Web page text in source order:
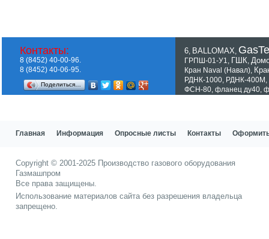
6 BALLOMAX
ГРПШ-01-У1 ГШК
Кран Naval (Навал)
РДНК-1000 РДНК-400М
ФСН-80 фланец ду40
Контакты:
8 (8452) 40-00-96.
8 (8452) 40-06-95.
Поделиться…
Главная Информация Опросные листы Контакты Оформить
Copyright © 2001-2025 Производство газового оборудования
Газмашпром
Все права защищены.
Использование материалов сайта без разрешения владельца
запрещено.